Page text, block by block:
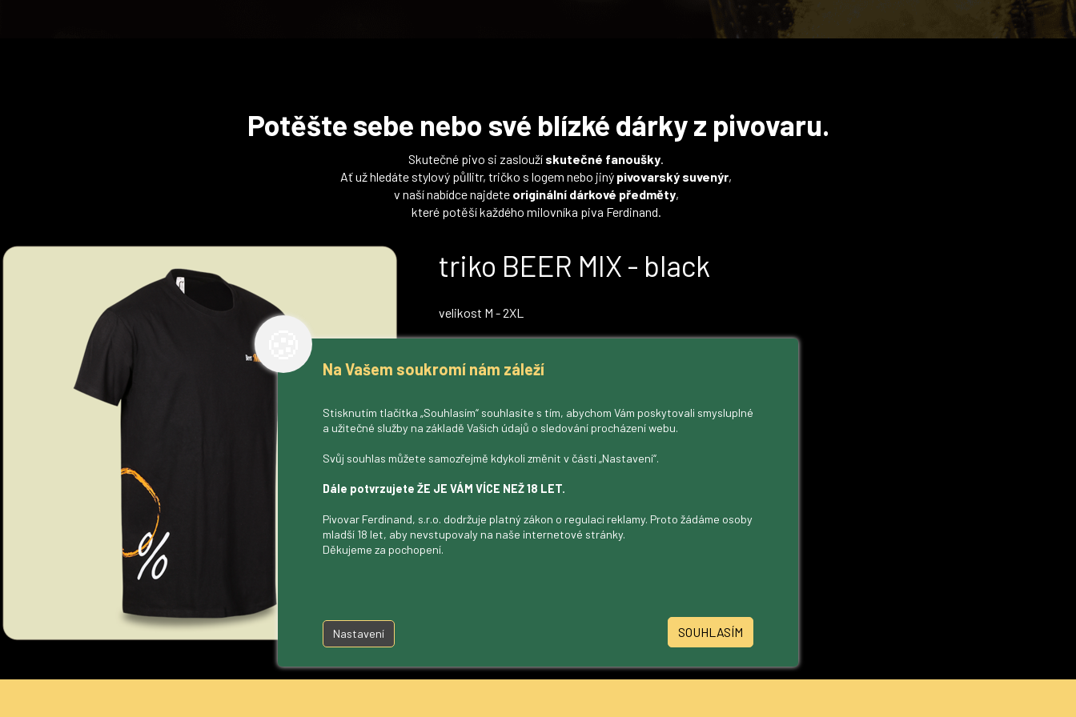
Na Vašem soukromí nám záleží
Stisknutím tlačítka „Souhlasím“ souhlasíte s tím, abychom Vám poskytovali smysluplné
a užitečné služby na základě Vašich údajů o sledování procházení webu.
Svůj souhlas můžete samozřejmě kdykoli změnit v části „Nastavení“.
Dále potvrzujete ŽE JE VÁM VÍCE NEŽ 18 LET.
Pivovar Ferdinand, s.r.o. dodržuje platný zákon o regulaci reklamy. Proto žádáme osoby
mladší 18 let, aby nevstupovaly na naše internetové stránky.
Děkujeme za pochopení.
Nastavení SOUHLASÍM
Potěšte sebe nebo své blízké dárky z pivovaru.
Skutečné pivo si zaslouží skutečné fanoušky
Ať už hledáte stylový půllitr, tričko s logem nebo jiný pivovarský suvenýr,
v naší nabídce najdete originální dárkové předměty,
které potěší každého milovníka piva Ferdinand.
triko BEER MIX - black
velikost M - 2XL
Cena:220 Kč